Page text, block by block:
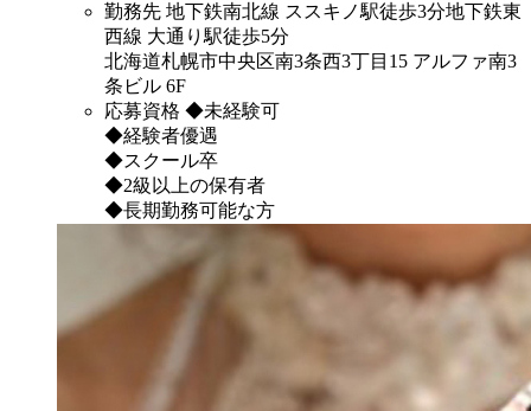
勤務先 地下鉄南北線 ススキノ駅徒歩3分地下鉄東
西線 大通り駅徒歩5分
北海道札幌市中央区南3条西3丁目15 アルファ南3
条ビル 6F
応募資格 ◆未経験可
◆経験者優遇
◆スクール卒
◆2級以上の保有者
◆長期勤務可能な方